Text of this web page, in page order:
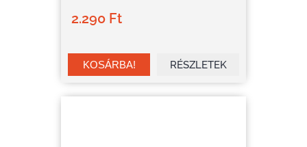
2.290 Ft
RÉSZLETEK